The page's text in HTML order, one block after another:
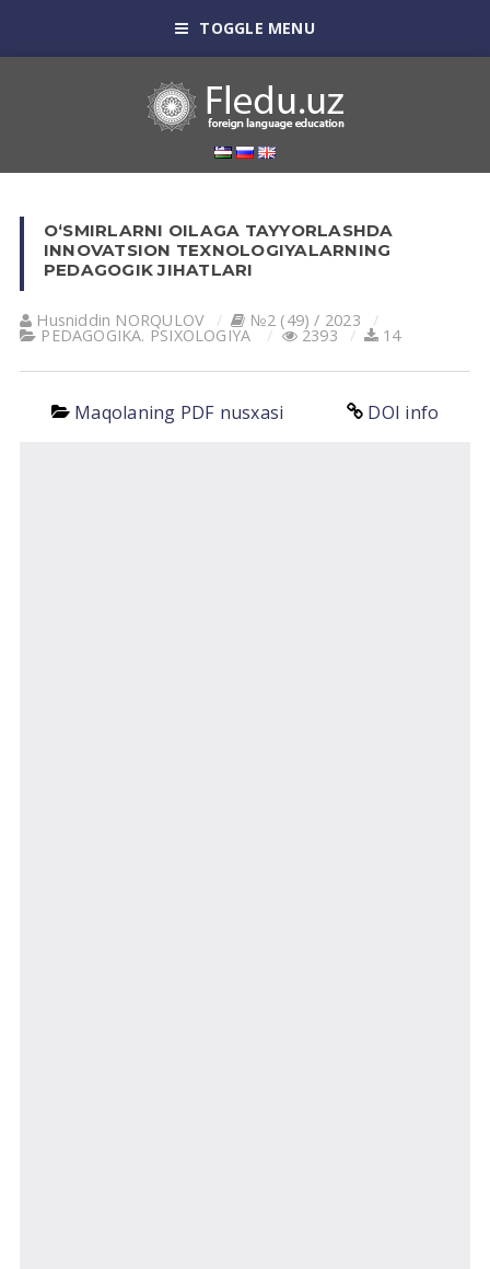
TOGGLE MENU
O‘SMIRLARNI OILAGA TAYYORLASHDA
INNOVATSION TEXNOLOGIYALARNING
PEDAGOGIK JIHATLARI
Husniddin NORQULOV №2 (49) / 2023
PEDАGOGIKА. PSIXOLOGIYA 2393 14
Maqolaning PDF nusxasi DOI info